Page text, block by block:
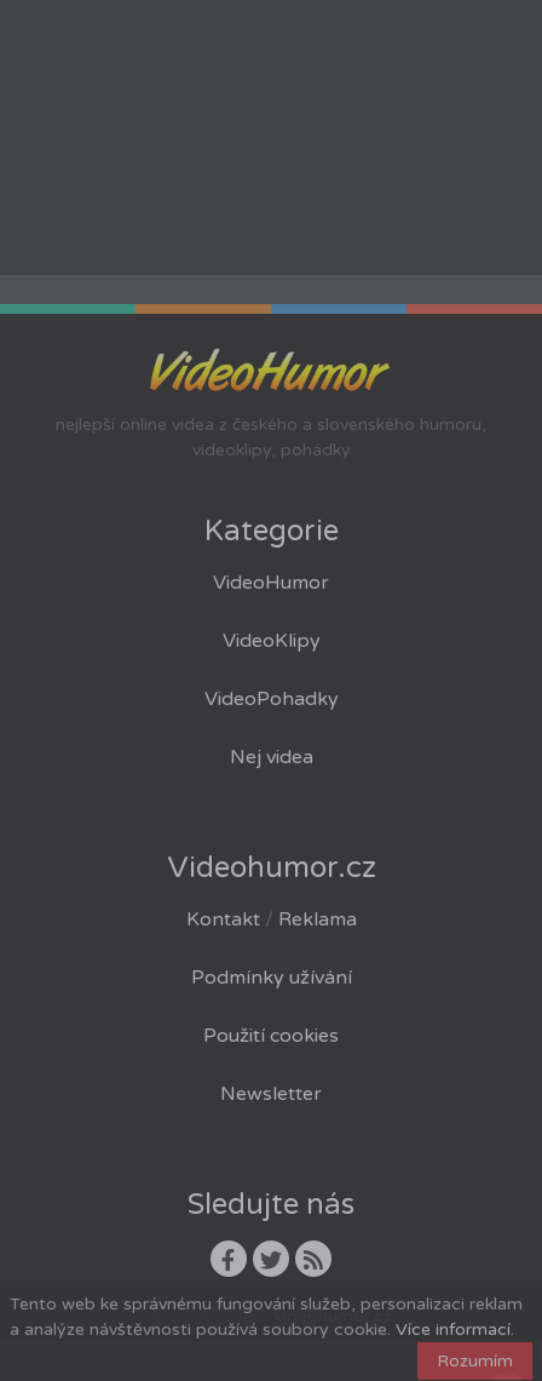
nejlepší online videa z českého a slovenského humoru,
videoklipy, pohádky
Kategorie
VideoHumor
VideoKlipy
VideoPohadky
Nej videa
Videohumor.cz
Kontakt/ Reklama
Podmínky užívání
Použití cookies
Newsletter
Sledujte nás
© 2008-2026videohumor.cz
Tento web ke správnému fungování služeb, personalizaci reklam
a analýze návštěvnosti používá soubory cookie. Více informací.
Rozumím